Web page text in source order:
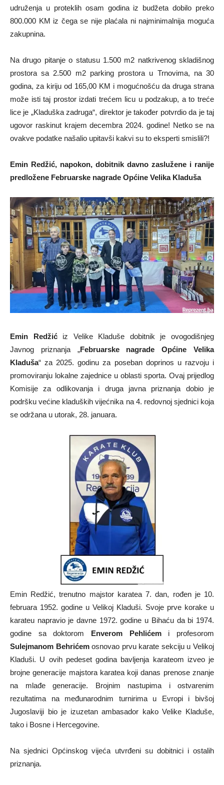
udruženja u proteklih osam godina iz budžeta dobilo preko
800.000 KM iz čega se nije plaćala ni najminimalnija moguća
zakupnina.
Na drugo pitanje o statusu 1.500 m2 natkrivenog skladišnog
prostora sa 2.500 m2 parking prostora u Trnovima, na 30
godina, za kiriju od 165,00 KM i mogućnošću da druga strana
može isti taj prostor izdati trećem licu u podzakup, a to treće
lice je „Kladuška zadruga“, direktor je također potvrdio da je taj
ugovor raskinut krajem decembra 2024. godine! Netko se na
ovakve podatke našalio upitavši kakvi su to eksperti smislili?!
Emin Redžić, napokon, dobitnik davno zaslužene i ranije
predložene Februarske nagrade Općine Velika Kladuša
Emin Redžićiz Velike Kladuše dobitnik je ovogodišnjeg
Javnog priznanja „Februarske nagrade Općine Velika
Kladuša“ za 2025. godinu za poseban doprinos u razvoju i
promoviranju lokalne zajednice u oblasti sporta. Ovaj prijedlog
Komisije za odlikovanja i druga javna priznanja dobio je
podršku većine kladuških vijećnika na 4. redovnoj sjednici koja
se održana u utorak, 28. januara.
Emin Redžić, trenutno majstor karatea 7. dan, rođen je 10.
februara 1952. godine u Velikoj Kladuši. Svoje prve korake u
karateu napravio je davne 1972. godine u Bihaću da bi 1974.
godine sa doktorom Enverom Pehlićemi profesorom
Sulejmanom Behrićemosnovao prvu karate sekciju u Velikoj
Kladuši. U ovih pedeset godina bavljenja karateom izveo je
brojne generacije majstora karatea koji danas prenose znanje
na mlađe generacije. Brojnim nastupima i ostvarenim
rezultatima na međunarodnim turnirima u Evropi i bivšoj
Jugoslaviji bio je izuzetan ambasador kako Velike Kladuše,
tako i Bosne i Hercegovine.
Na sjednici Općinskog vijeća utvrđeni su dobitnici i ostalih
priznanja.